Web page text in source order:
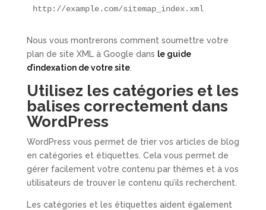
http://example.com/sitemap_index.xml
Nous vous montrerons comment soumettre votre
plan de site XML à Google dans le guide
d’indexation de votre site.
Utilisez les catégories et les
balises correctement dans
WordPress
WordPress vous permet de trier vos articles de blog
en catégories et étiquettes. Cela vous permet de
gérer facilement votre contenu par thèmes et à vos
utilisateurs de trouver le contenu qu’ils recherchent.
Les catégories et les étiquettes aident également